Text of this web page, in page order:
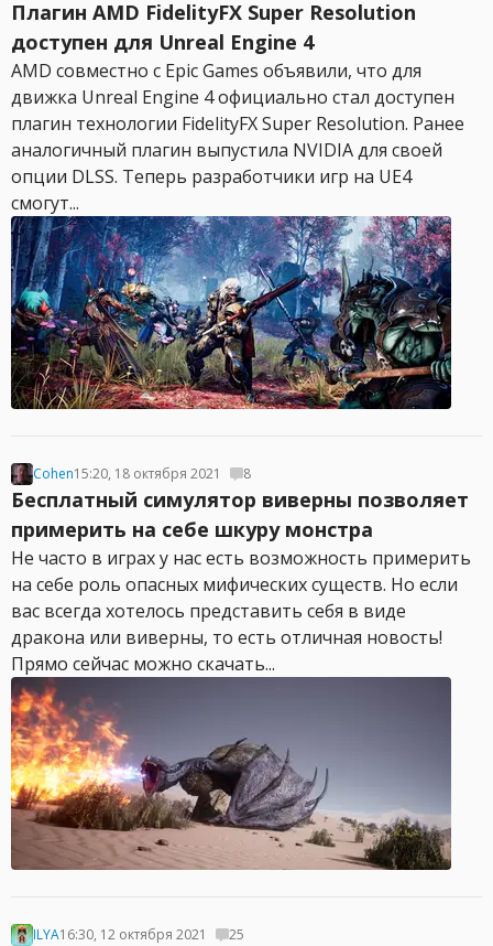
Плагин AMD FidelityFX Super Resolution
доступен для Unreal Engine 4
AMD совместно с Epic Games объявили, что для
движка Unreal Engine 4 официально стал доступен
плагин технологии FidelityFX Super Resolution. Ранее
аналогичный плагин выпустила NVIDIA для своей
опции DLSS. Теперь разработчики игр на UE4
смогут...
Cohen15:20, 18 октября 2021 8
Бесплатный симулятор виверны позволяет
примерить на себе шкуру монстра
Не часто в играх у нас есть возможность примерить
на себе роль опасных мифических существ. Но если
вас всегда хотелось представить себя в виде
дракона или виверны, то есть отличная новость!
Прямо сейчас можно скачать...
ILYA16:30, 12 октября 2021 25